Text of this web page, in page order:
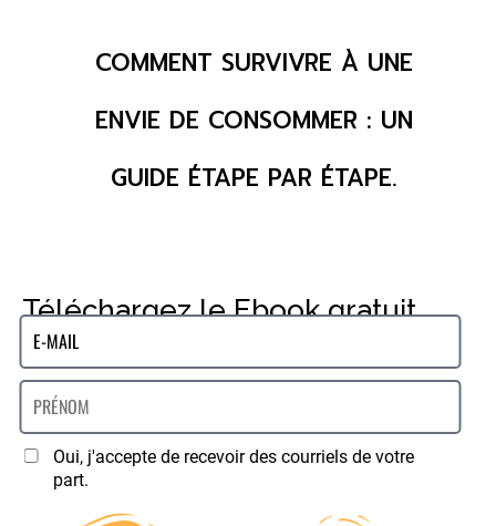
COMMENT SURVIVRE À UNE
ENVIE DE CONSOMMER : UN
GUIDE ÉTAPE PAR ÉTAPE.
Téléchargez le Ebook gratuit